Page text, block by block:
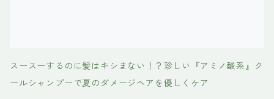
スースーするのに髪はキシまない！？珍しい『アミノ酸系』ク
ールシャンプーで夏のダメージヘアを優しくケア